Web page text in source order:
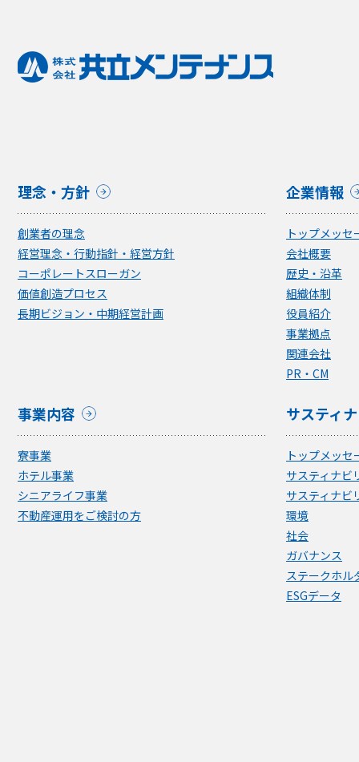
理念・方針
創業者の理念
経営理念・行動指針・経営方針
コーポレートスローガン
価値創造プロセス
長期ビジョン・中期経営計画
企業情報
トップメッセ
会社概要
歴史・沿革
組織体制
役員紹介
事業拠点
関連会社
PR・CM
事業内容
寮事業
ホテル事業
シニアライフ事業
不動産運用をご検討の方
サスティ
トップメッセ
サスティナビ
サスティナビ
環境
社会
ガバナンス
ステークホル
ESGデータ